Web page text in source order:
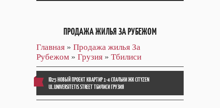
ПРОДАЖА ЖИЛЬЯ ЗА РУБЕЖОМ
Главная » Продажа жилья За
Рубежом » Грузия » Тбилиси
ID25 НОВЫЙ ПРОЕКТ КВАРТИР 1-4 СПАЛЬНИ ЖК CITYZEN
UL.UNIVERSITETIS STREET ТБИЛИСИ ГРУЗИЯ